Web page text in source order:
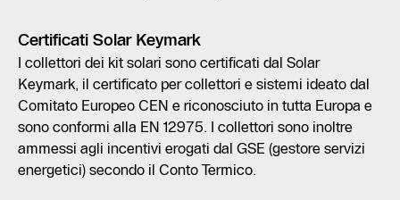
Certificati Solar Keymark
I collettori dei kit solari sono certificati dal Solar
Keymark, il certificato per collettori e sistemi ideato dal
Comitato Europeo CEN e riconosciuto in tutta Europa e
sono conformi alla EN 12975. I collettori sono inoltre
ammessi agli incentivi erogati dal GSE (gestore servizi
energetici) secondo il Conto Termico.